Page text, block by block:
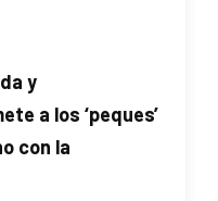
y
a los ‘peques’
con la